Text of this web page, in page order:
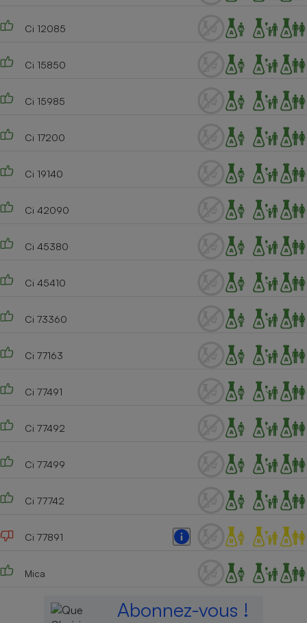
Ci 12085
Ci 15850
Ci 15985
Ci 17200
Ci 19140
Ci 42090
Ci 45380
Ci 45410
Ci 73360
Ci 77163
Ci 77491
Ci 77492
Ci 77499
Ci 77742
Ci 77891
Mica
Abonnez-vous !